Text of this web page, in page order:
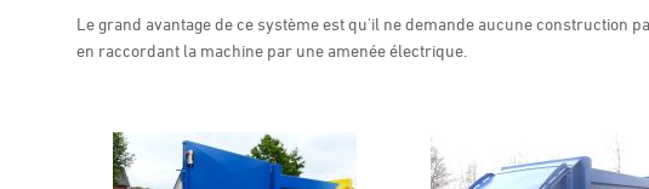
Le grand avantage de ce système est qu'il ne demande aucune construction
en raccordant la machine par une amenée électrique.